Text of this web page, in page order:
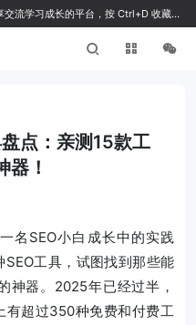
流学习成长的平台，按 Ctrl+D 收藏我
点：亲测15款工
器！
名SEO小白成长中的实践
工具，试图找到那些能
神器。2025年已经过半，
有超过350种免费和付费工